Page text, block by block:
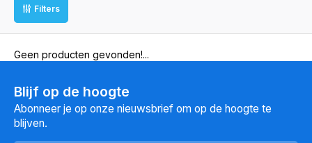
Filters
Geen producten gevonden!...
Blijf op de hoogte
Abonneer je op onze nieuwsbrief om op de hoogte te
blijven.